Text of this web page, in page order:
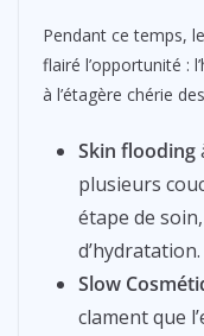
Pendant ce temps,
flairé l’opportunité :
à l’étagère chérie
Skin flooding
plusieurs
étape de
d’hydratation.
Slow
clament que